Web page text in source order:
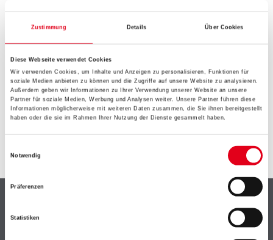
Zustimmung Details Über Cookies
Diese Webseite verwendet Cookies
Wir verwenden Cookies, um Inhalte und Anzeigen zu personalisieren, Funktionen für
soziale Medien anbieten zu können und die Zugriffe auf unsere Website zu analysieren.
Außerdem geben wir Informationen zu Ihrer Verwendung unserer Website an unsere
Partner für soziale Medien, Werbung und Analysen weiter. Unsere Partner führen diese
Informationen möglicherweise mit weiteren Daten zusammen, die Sie ihnen bereitgestellt
haben oder die sie im Rahmen Ihrer Nutzung der Dienste gesammelt haben.
Notwendig
Präferenzen
Statistiken
EIN KLEINER ZWISCHENFALL
IST AUFGETRETEN
Keine Sorge, wir pinseln schon an der Lösung und
werden das Problem so schnell wie möglich beheben.
Erkunden Sie in der Zwischenzeit unseren Online-Shop
und lassen Sie sich inspirieren.
Farbe